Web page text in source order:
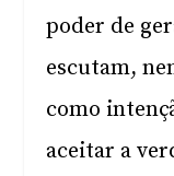
poder de
escutam,
como
aceitar a